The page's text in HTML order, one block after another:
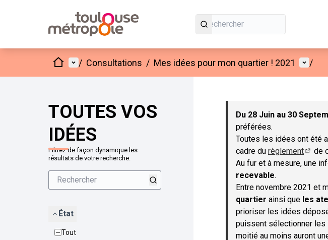
AccueilMenu principal
/ Consultations / Mes idées pour mon quartier ! 2021 Menu
/
TOUTES VOS
IDÉES
Filtrez de façon dynamique les
résultats de votre recherche.
État
Tout
Passer la carte
Du 28 Juin au 30
préférées.
Toutes les idées ont été
cadre du règlement
de
Au fur et à mesure, une
recevable.
Entre novembre 2021 et
quartier ainsi que les
prioriser les idées
puissent sélectionner les
moitié au moins auront